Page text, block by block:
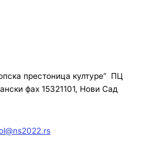
престоница културе” ПЦ
фах 15321101, Нови Сад